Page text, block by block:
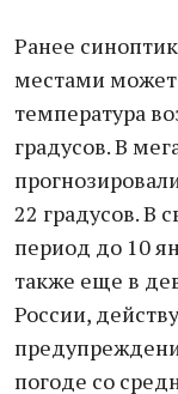
Ранее
местами может
температура
градусов. В
22 градусов. В
период до 10
также еще в
России,
погоде со